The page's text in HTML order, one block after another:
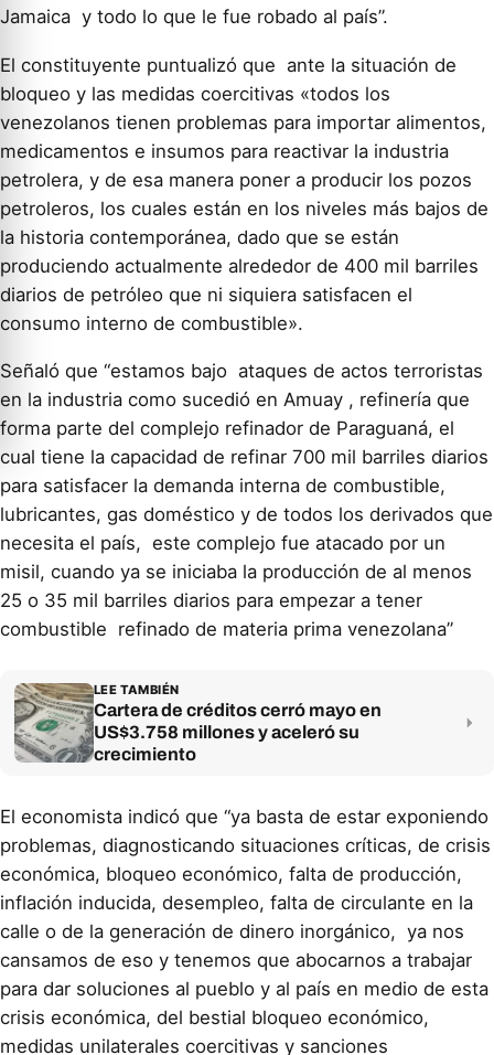
Jamaica y todo lo que le fue robado al país”.
El constituyente puntualizó que ante la situación de
bloqueo y las medidas coercitivas «todos los
venezolanos tienen problemas para importar alimentos,
medicamentos e insumos para reactivar la industria
petrolera, y de esa manera poner a producir los pozos
petroleros, los cuales están en los niveles más bajos de
la historia contemporánea, dado que se están
produciendo actualmente alrededor de 400 mil barriles
diarios de petróleo que ni siquiera satisfacen el
consumo interno de combustible».
Señaló que “estamos bajo ataques de actos terroristas
en la industria como sucedió en Amuay , refinería que
forma parte del complejo refinador de Paraguaná, el
cual tiene la capacidad de refinar 700 mil barriles diarios
para satisfacer la demanda interna de combustible,
lubricantes, gas doméstico y de todos los derivados que
necesita el país, este complejo fue atacado por un
misil, cuando ya se iniciaba la producción de al menos
25 o 35 mil barriles diarios para empezar a tener
combustible refinado de materia prima venezolana”
LEE TAMBIÉN
Cartera de créditos cerró mayo en
US$3.758 millones y aceleró su
crecimiento
El economista indicó que “ya basta de estar exponiendo
problemas, diagnosticando situaciones críticas, de crisis
económica, bloqueo económico, falta de producción,
inflación inducida, desempleo, falta de circulante en la
calle o de la generación de dinero inorgánico, ya nos
cansamos de eso y tenemos que abocarnos a trabajar
para dar soluciones al pueblo y al país en medio de esta
crisis económica, del bestial bloqueo económico,
medidas unilaterales coercitivas y sanciones